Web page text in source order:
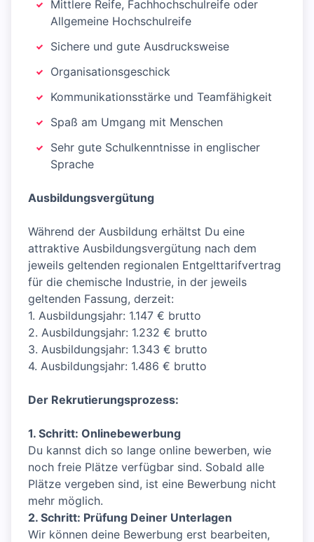
Mittlere Reife, Fachhochschulreife oder
Allgemeine Hochschulreife
Sichere und gute Ausdrucksweise
Organisationsgeschick
Kommunikationsstärke und Teamfähigkeit
Spaß am Umgang mit Menschen
Sehr gute Schulkenntnisse in englischer
Sprache
Ausbildungsvergütung
Während der Ausbildung erhältst Du eine
attraktive Ausbildungsvergütung nach dem
jeweils geltenden regionalen Entgelttarifvertrag
für die chemische Industrie, in der jeweils
geltenden Fassung, derzeit:
1. Ausbildungsjahr: 1.147 € brutto
2. Ausbildungsjahr: 1.232 € brutto
3. Ausbildungsjahr: 1.343 € brutto
4. Ausbildungsjahr: 1.486 € brutto
Der Rekrutierungsprozess:
1. Schritt: Onlinebewerbung
Du kannst dich so lange online bewerben, wie
noch freie Plätze verfügbar sind. Sobald alle
Plätze vergeben sind, ist eine Bewerbung nicht
mehr möglich.
2. Schritt: Prüfung Deiner Unterlagen
Wir können deine Bewerbung erst bearbeiten,